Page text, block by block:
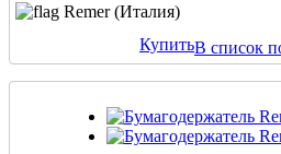
Remer (Италия)
КупитьВ список